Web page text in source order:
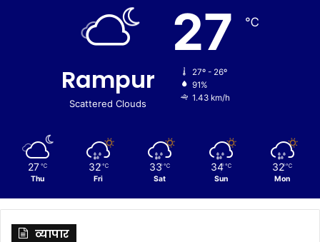
Rampur
Scattered Clouds
27 ℃
27º - 26º
91%
1.43 km/h
27 ℃
Thu
32 ℃
Fri
33 ℃
Sat
34 ℃
Sun
32 ℃
Mon
व्यापार